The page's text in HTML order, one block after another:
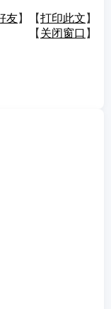
友】【打印此文 】
【 关闭窗口 】